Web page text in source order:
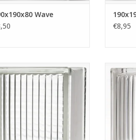
Wave
€8,95
glazen bouwsteen heeft
en verticale banen.
De glazen bouwsteen is
glaskleurig en heeft een
gestreepte structuur. Deze
hebben wij op voorraad.
AAN WINKELWAGEN
Deze
1cm
een